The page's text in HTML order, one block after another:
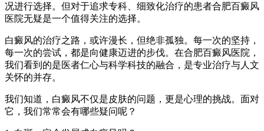
况进行选择。但对于追求专科、细致化治疗的患者合肥百癜风
医院无疑是一个值得关注的选择。
白癜风的治疗之路，或许漫长，但绝非孤独。每一次的坚持，
每一次的尝试，都是向健康迈进的步伐。在合肥百癜风医院，
我们看到的是医者仁心与科学科技的融合，是专业治疗与人文
关怀的并存。
我们知道，白癜风不仅是皮肤的问题，更是心理的挑战。面对
它，我们常常会有哪些疑问呢？